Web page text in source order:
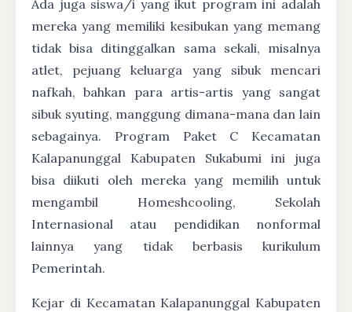
Ada juga siswa/i yang ikut program ini adalah
mereka yang memiliki kesibukan yang memang
tidak bisa ditinggalkan sama sekali, misalnya
atlet, pejuang keluarga yang sibuk mencari
nafkah, bahkan para artis-artis yang sangat
sibuk syuting, manggung dimana-mana dan lain
sebagainya. Program Paket C Kecamatan
Kalapanunggal Kabupaten Sukabumi ini juga
bisa diikuti oleh mereka yang memilih untuk
mengambil Homeshcooling, Sekolah
Internasional atau pendidikan nonformal
lainnya yang tidak berbasis kurikulum
Pemerintah.
Kejar di Kecamatan Kalapanunggal Kabupaten